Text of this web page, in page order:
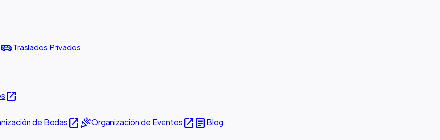
airport_shuttleTraslados Privados
open_in_new
de Bodasopen_in_newcelebrationOrganización de Eventosopen_in_new articleBlog